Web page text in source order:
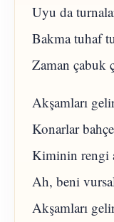
Uyu da
Bakma tuhaf
Zaman çabuk
Akşamları
Konarlar
Kiminin rengi
Ah, beni
Akşamları